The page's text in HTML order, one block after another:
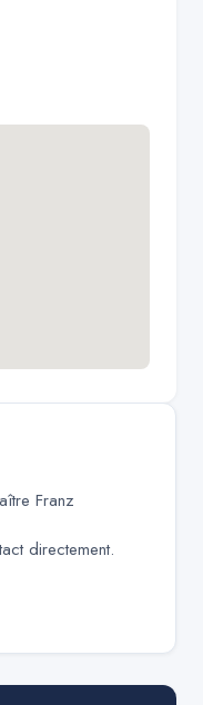
Franz
directement.